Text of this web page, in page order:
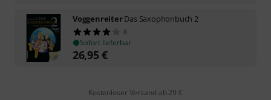
VoggenreiterDas Saxophonbuch 2
8
Sofort lieferbar
26,95€
Kostenloser Versand ab 29 €